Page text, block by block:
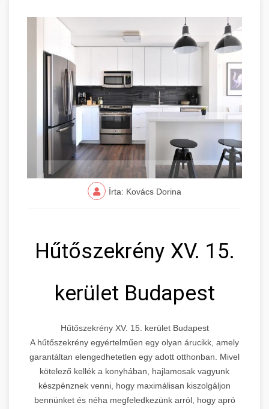
Írta: Kovács Dorina
Hűtőszekrény XV. 15.
kerület Budapest
Hűtőszekrény XV. 15. kerület Budapest
A hűtőszekrény egyértelműen egy olyan árucikk, amely
garantáltan elengedhetetlen egy adott otthonban. Mivel
kötelező kellék a konyhában, hajlamosak vagyunk
készpénznek venni, hogy maximálisan kiszolgáljon
bennünket és néha megfeledkezünk arról, hogy apró